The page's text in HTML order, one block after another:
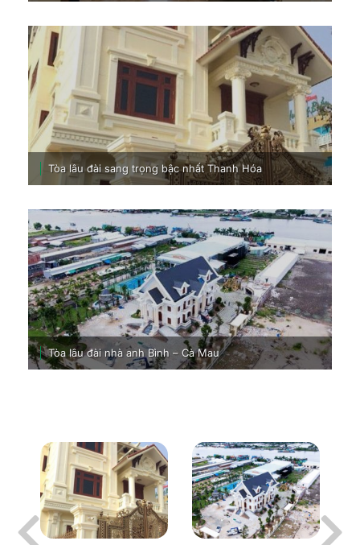
Tòa lâu đài sang trọng bậc nhất Thanh Hóa
Tòa lâu đài nhà anh Bình – Cà Mau